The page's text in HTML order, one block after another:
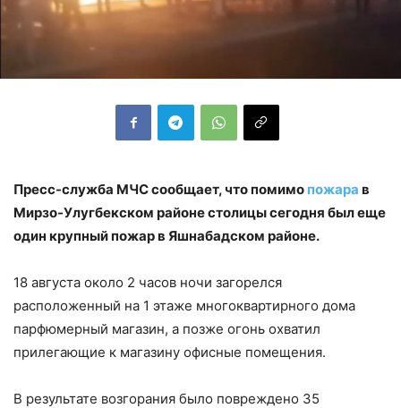
Пресс-служба МЧС сообщает, что помимо пожара в
Мирзо-Улугбекском районе столицы сегодня был еще
один крупный пожар в Яшнабадском районе.
18 августа около 2 часов ночи загорелся
расположенный на 1 этаже многоквартирного дома
парфюмерный магазин, а позже огонь охватил
прилегающие к магазину офисные помещения.
В результате возгорания было повреждено 35